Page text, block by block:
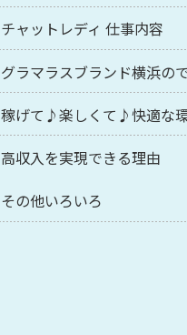
チャットレディ 仕事内容
グラマラスブランド横浜の
稼げて♪楽しくて♪快適な環
高収入を実現できる理由
その他いろいろ